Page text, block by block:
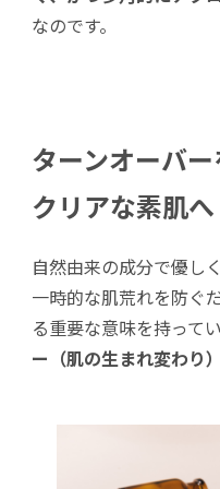
なのです。
ターンオーバ
クリアな素肌へ
自然由来の成分で優し
一時的な肌荒れを防ぐ
る重要な意味を持って
ー（肌の生まれ変わり